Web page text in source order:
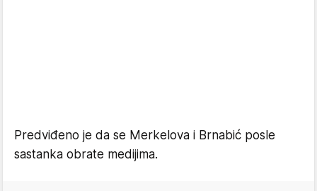
Predviđeno je da se Merkelova i Brnabić posle
sastanka obrate medijima.